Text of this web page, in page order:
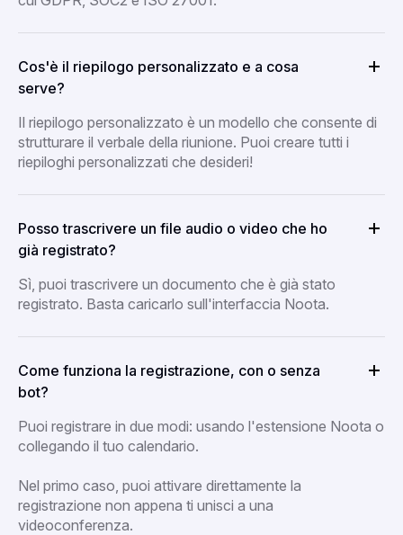
Cos'è il riepilogo personalizzato e a cosa
serve?
Il riepilogo personalizzato è un modello che consente di
strutturare il verbale della riunione. Puoi creare tutti i
riepiloghi personalizzati che desideri!
Posso trascrivere un file audio o video che ho
già registrato?
Sì, puoi trascrivere un documento che è già stato
registrato. Basta caricarlo sull'interfaccia Noota.
Come funziona la registrazione, con o senza
bot?
Puoi registrare in due modi: usando l'estensione Noota o
collegando il tuo calendario.
Nel primo caso, puoi attivare direttamente la
registrazione non appena ti unisci a una
videoconferenza.